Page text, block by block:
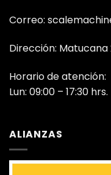
Correo:
Dirección: Matucana
Horario de atención:
Lun: 09:00 – 17:30
ALIANZAS